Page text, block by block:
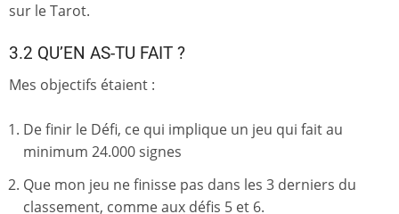
sur le Tarot.
3.2 QU’EN AS-TU FAIT ?
Mes objectifs étaient :
De finir le Défi, ce qui implique un jeu qui fait au
minimum 24.000 signes
Que mon jeu ne finisse pas dans les 3 derniers du
classement, comme aux défis 5 et 6.